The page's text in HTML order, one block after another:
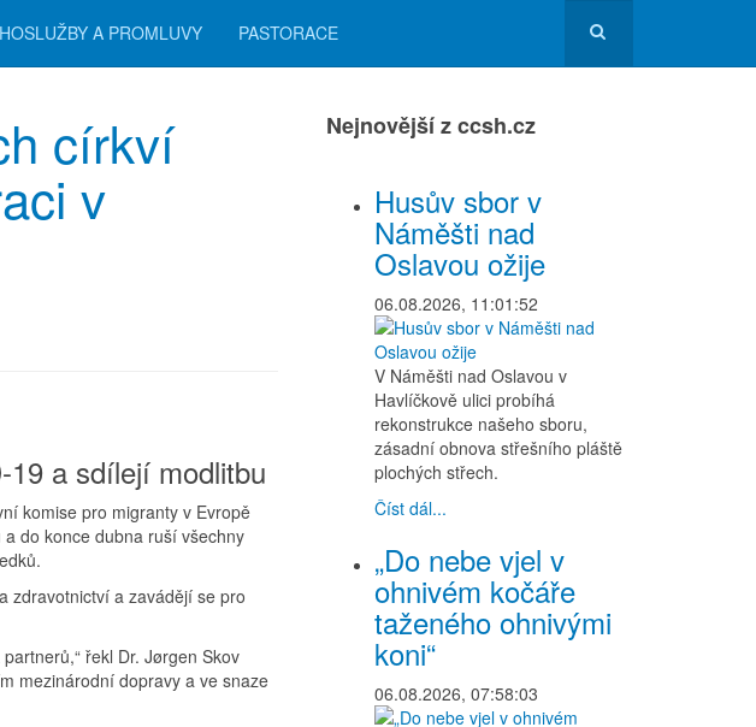
A PROMLUVY PASTORACE
církví
v
a sdílejí modlitbu
komise pro migranty v Evropě
do konce dubna ruší všechny
zdravotnictví a zavádějí se pro
řekl Dr. Jørgen Skov
mezinárodní dopravy a ve snaze
Nejnovější z ccsh.cz
Husův sbor v
Náměšti nad
Oslavou ožije
06.08.2026, 11:01:52
V Náměšti nad Oslavou v
Havlíčkově ulici probíhá
rekonstrukce našeho sboru,
zásadní obnova střešního pláště
plochých střech.
Číst dál...
„Do nebe vjel v
ohnivém kočáře
taženého ohnivými
koni“
06.08.2026, 07:58:03